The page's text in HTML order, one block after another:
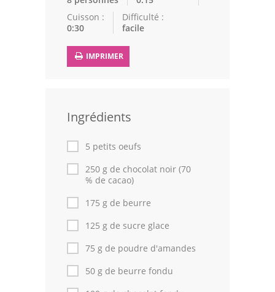
Astuces de cuisine
Fêtes Religieuses
Chefs
Forum
Thèmes
Espace Personnel
Cuisson :
0:30
Difficulté :
facile
IMPRIMER
Ingrédients
5 petits oeufs
250 g de chocolat noir (70
% de cacao)
175 g de beurre
125 g de sucre glace
75 g de poudre d'amandes
50 g de beurre fondu